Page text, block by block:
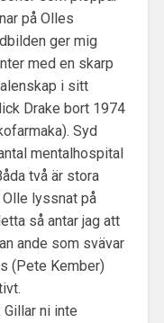
på Olles
ger mig
med en skarp
i sitt
Drake bort 1974
Syd
mentalhospital
två är stora
lyssnat på
så antar jag att
ande som svävar
(Pete Kember)
ni inte